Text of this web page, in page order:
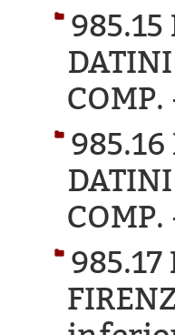
COMP.
985.16
COMP.
985.17